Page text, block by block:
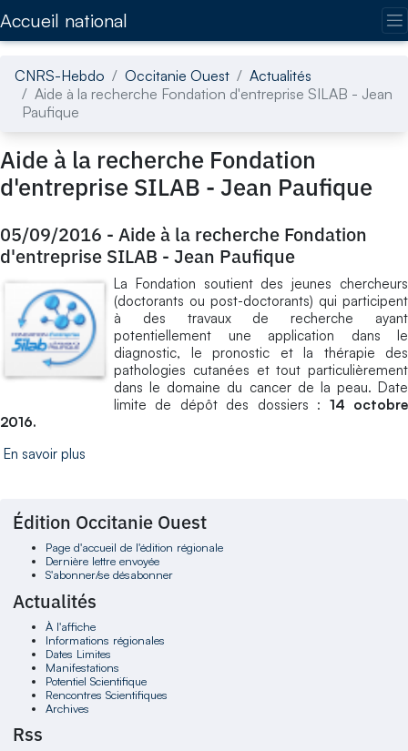
Accueil national
CNRS-Hebdo Occitanie Ouest
Actualités
Aide à la recherche Fondation d'entreprise SILAB - Jean
Paufique
Aide à la recherche Fondation
d'entreprise SILAB - Jean Paufique
05/09/2016 - Aide à la recherche Fondation
d'entreprise SILAB - Jean Paufique
La Fondation soutient des jeunes chercheurs
(doctorants ou post-doctorants) qui participent
à des travaux de recherche ayant
potentiellement une application dans le
diagnostic, le pronostic et la thérapie des
pathologies cutanées et tout particulièrement
dans le domaine du cancer de la peau. Date
limite de dépôt des dossiers : 14 octobre
2016.
En savoir plus
Édition Occitanie Ouest
Page d'accueil de l'édition régionale
Dernière lettre envoyée
S'abonner/se désabonner
Actualités
À l'affiche
Informations régionales
Dates Limites
Manifestations
Potentiel Scientifique
Rencontres Scientifiques
Archives
Rss